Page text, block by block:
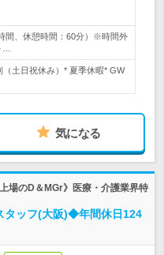
間、休憩時間：60分）※時間外
…
土日祝休み）* 夏季休暇* GW
気になる
場のD＆MGr》医療・介護業界特
タッフ(大阪)◆年間休日124